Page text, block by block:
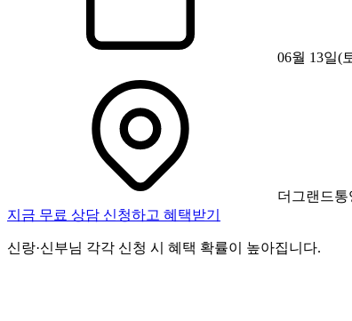
06월 13일(
더그랜드
지금 무료 상담 신청하고 혜택받기
신랑·신부님 각각 신청 시 혜택 확률이 높아집니다.